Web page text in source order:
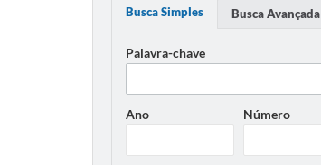
Busca Simples Busca Avançada
Palavra-chave
Ano Número